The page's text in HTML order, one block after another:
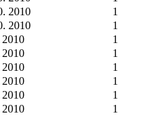
2010
1
2010
1
1
1
1
1
1
1